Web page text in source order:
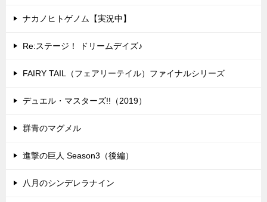
ナカノヒトゲノム【実況中】
Re:ステージ！ ドリームデイズ♪
FAIRY TAIL（フェアリーテイル）ファイナルシリーズ
デュエル・マスターズ!!（2019）
群青のマグメル
進撃の巨人 Season3（後編）
八月のシンデレラナイン